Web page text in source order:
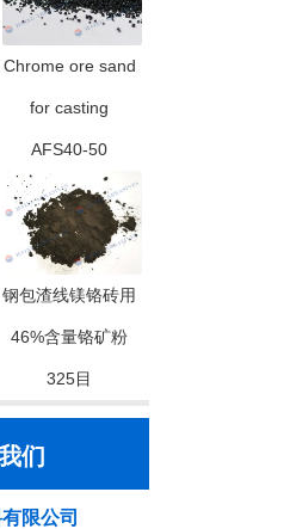
Chrome ore sand
for casting
AFS40-50
钢包渣线镁铬砖用
46%含量铬矿粉
325目
们
限公司